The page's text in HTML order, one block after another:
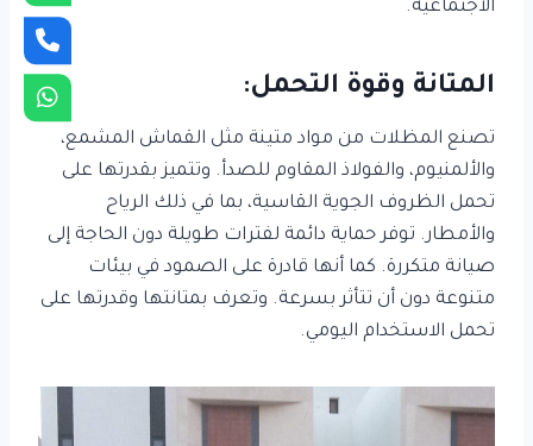
الاجتماعية.
المتانة وقوة التحمل:
تصنع المظلات من مواد متينة مثل القماش المشمع،
والألمنيوم، والفولاذ المقاوم للصدأ. وتتميز بقدرتها على
تحمل الظروف الجوية القاسية، بما في ذلك الرياح
والأمطار. توفر حماية دائمة لفترات طويلة دون الحاجة إلى
صيانة متكررة. كما أنها قادرة على الصمود في بيئات
متنوعة دون أن تتأثر بسرعة. وتعرف بمتانتها وقدرتها على
تحمل الاستخدام اليومي.